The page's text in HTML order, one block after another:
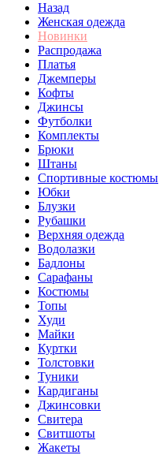
Назад
Женская одежда
Новинки
Распродажа
Платья
Джемперы
Кофты
Джинсы
Футболки
Комплекты
Брюки
Штаны
Спортивные костюмы
Юбки
Блузки
Рубашки
Верхняя одежда
Водолазки
Бадлоны
Сарафаны
Костюмы
Топы
Худи
Майки
Куртки
Толстовки
Туники
Кардиганы
Джинсовки
Свитера
Свитшоты
Жакеты